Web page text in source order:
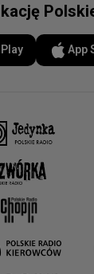
App